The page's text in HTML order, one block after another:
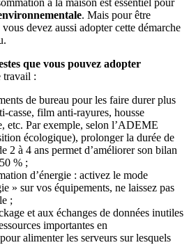
à la maison est essentiel pour
. Mais pour être
devez aussi adopter cette démarche
que vous pouvez adopter
travail :
de bureau pour les faire durer plus
casse, film anti-rayures, housse
etc. Par exemple, selon l’ADEME
écologique), prolonger la durée de
2 à 4 ans permet d’améliorer son bilan
% ;
d’énergie : activez le mode
» sur vos équipements, ne laissez pas
;
et aux échanges de données inutiles
importantes en
alimenter les serveurs sur lesquels